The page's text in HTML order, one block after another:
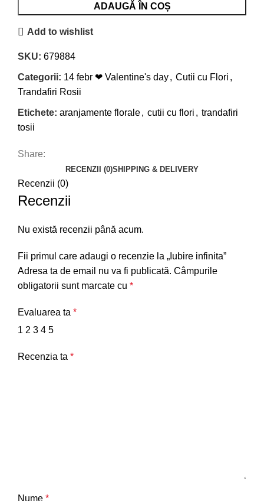
ADAUGĂ ÎN COȘ
Add to wishlist
SKU: 679884
Categorii: 14 febr ❤ Valentine's day, Cutii cu Flori ,
Trandafiri Rosii
Etichete: aranjamente florale, cutii cu flori , trandafiri
tosii
Share:
RECENZII (0)SHIPPING & DELIVERY
Recenzii (0)
Recenzii
Nu există recenzii până acum.
Fii primul care adaugi o recenzie la „Iubire infinita”
Adresa ta de email nu va fi publicată. Câmpurile
obligatorii sunt marcate cu *
Evaluarea ta *
1 2 3 4 5
Recenzia ta *
Nume *